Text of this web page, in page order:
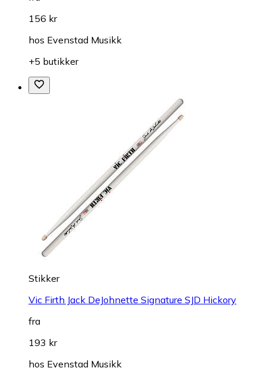
156 kr
hos Evenstad Musikk
+5 butikker
Stikker
Vic Firth Jack DeJohnette Signature SJD Hickory
fra
193 kr
hos Evenstad Musikk